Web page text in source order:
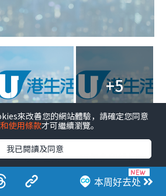
+5
点击图片放大
爱的现任女友，历年多段绯闻都
，官方状态仍偏向单身。本周好去处
來改善您的網站體驗，請確定您同意
使用條款才可繼續瀏覽。
我已閱讀及同意